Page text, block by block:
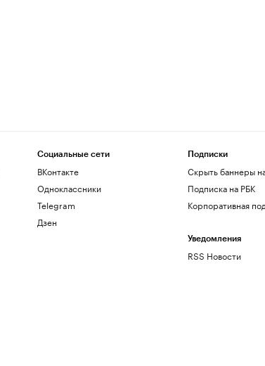
Социальные сети
ВКонтакте
Одноклассники
Telegram
Дзен
Подписки
Скрыть баннеры
Подписка на РБК
Корпоративная
Уведомления
RSS Новости